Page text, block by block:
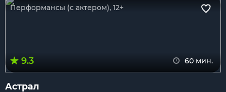
Перформансы (с актером), 12+
9.3 60 мин.
Астрал